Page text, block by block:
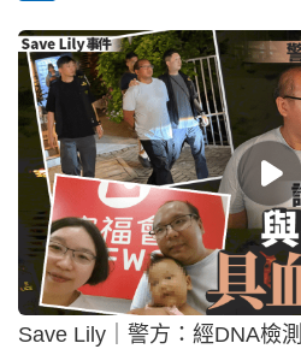
Save Lily｜警方：經DNA檢